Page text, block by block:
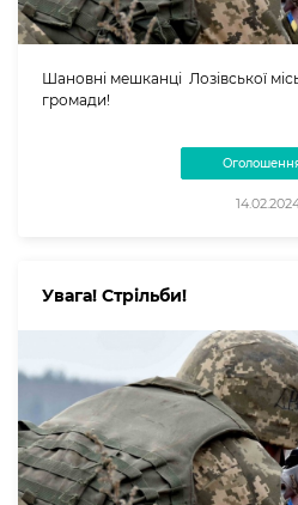
Шановні мешканці Лозівської
громади!
Увага! Стрільби!